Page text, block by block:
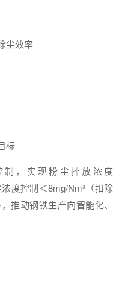
尘效率
标
，实现粉尘排放浓度
度控制＜8mg/Nm³（扣除
推动钢铁生产向智能化、